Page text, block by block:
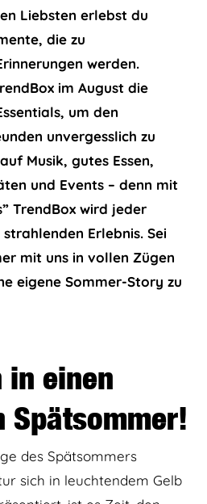
Liebsten erlebst du
die zu
werden.
im August die
um den
unvergesslich zu
Musik, gutes Essen,
und Events – denn mit
TrendBox wird jeder
Erlebnis. Sei
mit uns in vollen Zügen
eigene Sommer-Story zu
in einen
Spätsommer!
des Spätsommers
sich in leuchtendem Gelb